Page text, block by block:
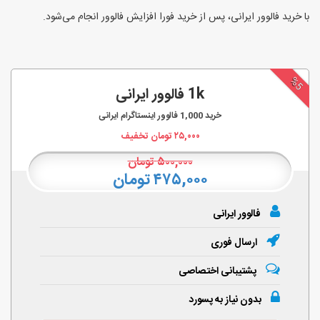
با خرید فالوور ایرانی، پس از خرید فورا افزایش فالوور انجام‌ می‌شود.
%5 1k فالوور ایرانی
خرید1,000 فالوور اینستاگرام ایرانی
۲۵,۰۰۰تومان تخفیف
۵۰۰,۰۰۰تومان
۴۷۵,۰۰۰ تومان
فالوور ایرانی
ارسال فوری
پشتیبانی اختصاصی
بدون نیاز به پسورد